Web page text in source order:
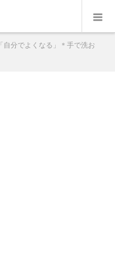
「自分でよくなる」＊手で洗お